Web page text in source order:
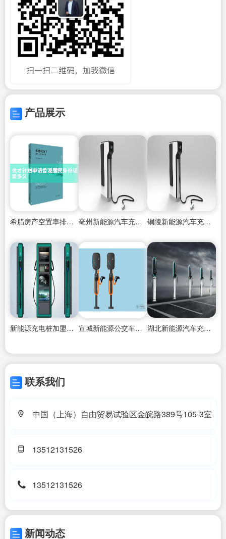
产品展示
希腊房产空置率排名榜 亳州新能源汽车充电桩招商加盟 铜陵新能源汽车充电桩加盟哪家好
新能源充电桩加盟的发展趋势 宣城新能源公交车充电桩加盟代理 湖北新能源汽车充电桩加盟代理
联系我们
中国（上海）自由贸易试验区金皖路389号105-3室
13512131526
13512131526
新闻动态